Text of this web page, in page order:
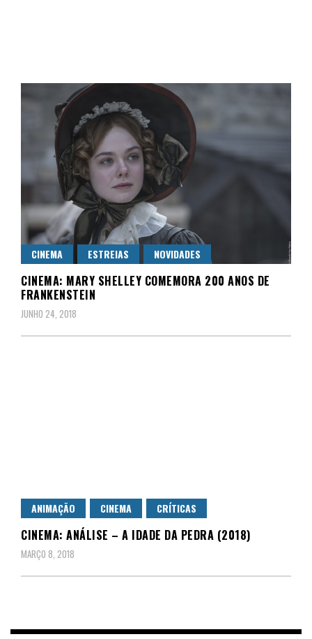
Central Comics
CINEMA ESTREIAS NOVIDADES
CINEMA: MARY SHELLEY COMEMORA 200 ANOS DE
FRANKENSTEIN
JUNHO 24, 2018
ANIMAÇÃO CINEMA CRÍTICAS
CINEMA: ANÁLISE – A IDADE DA PEDRA (2018)
MARÇO 8, 2018